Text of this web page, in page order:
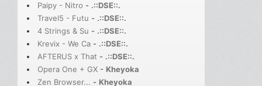
Paipy - Nitro - .::DSE::.
Travel5 - Futu - .::DSE::.
4 Strings & Su - .::DSE::.
Krevix - We Ca - .::DSE::.
AFTERUS x That - .::DSE::.
Opera One + GX - Kheyoka
Zen Browser... - Kheyoka